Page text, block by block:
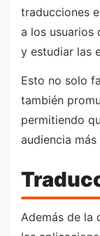
traducciones
a los usuarios
y estudiar las
Esto no solo
también
permitiendo
audiencia más
Además de la